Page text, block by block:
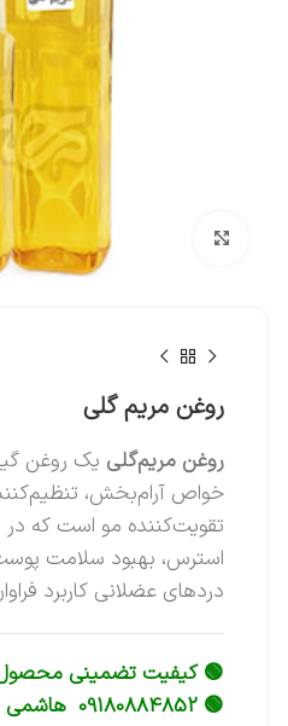
بزرگنمایی تصویر
روغن مریم گلی
روغن مریم‌گلی یک روغن
خواص آرام‌بخش،
تقویت‌کننده مو است که
استرس، بهبود سلامت
دردهای عضلانی کاربرد
🟢 کیفیت تضمینی محصول
🟢 09180884852 هاشمی (تماس/ پیام)